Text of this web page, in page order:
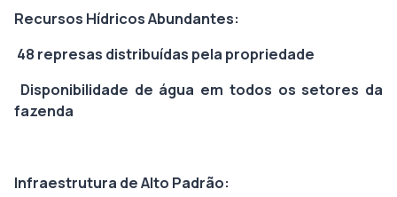
Recursos Hídricos Abundantes:
48 represas distribuídas pela propriedade
Disponibilidade de água em todos os setores da
fazenda
Infraestrutura de Alto Padrão: